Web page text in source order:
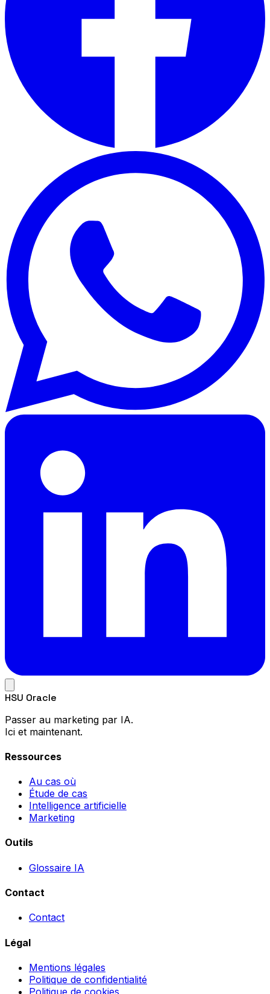
HSU Oracle
Passer au marketing par IA.
Ici et maintenant.
Ressources
Au cas où
Étude de cas
Intelligence artificielle
Marketing
Outils
Glossaire IA
Contact
Contact
Légal
Mentions légales
Politique de confidentialité
Politique de cookies